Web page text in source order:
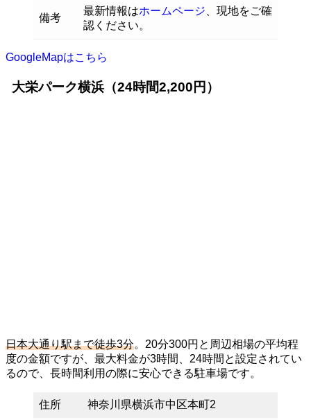
備考
最新情報はホームページ 、現地をご確
認ください。
GoogleMapはこちら
大栄パーク横浜（24時間2,200円）
日本大通り駅まで徒歩3分。20分300円と周辺相場の平均程
度の金額ですが、最大料金が3時間、24時間と設定されてい
るので、長時間利用の際に安心できる駐車場です。
住所 神奈川県横浜市中区本町2